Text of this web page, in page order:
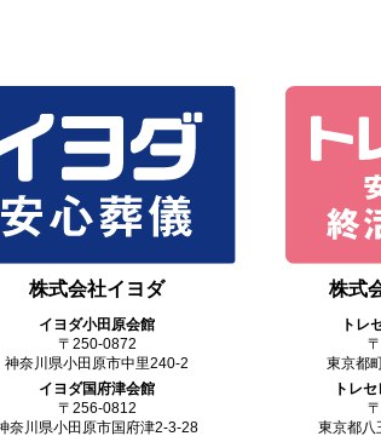
株式会社イヨダ
イヨダ小田原会館
〒250-0872
神奈川県小田原市中里240-2
イヨダ国府津会館
〒256-0812
奈川県小田原市国府津2-3-28
株式
トレ
東京都
トレ
東京都八